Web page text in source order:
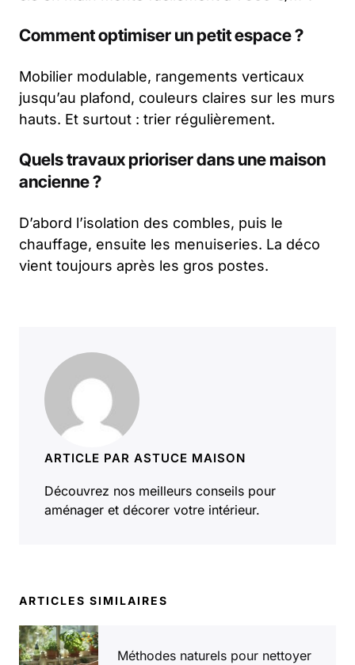
Comment optimiser un petit espace ?
Mobilier modulable, rangements verticaux
jusqu’au plafond, couleurs claires sur les murs
hauts. Et surtout : trier régulièrement.
Quels travaux prioriser dans une maison
ancienne ?
D’abord l’isolation des combles, puis le
chauffage, ensuite les menuiseries. La déco
vient toujours après les gros postes.
ARTICLE PAR ASTUCE MAISON
Découvrez nos meilleurs conseils pour
aménager et décorer votre intérieur.
ARTICLES SIMILAIRES
Méthodes naturels pour nettoyer